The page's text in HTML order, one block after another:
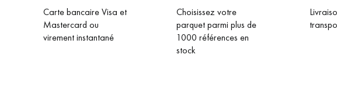
Carte bancaire Visa et
Mastercard ou
virement instantané
Choisissez votre
parquet parmi plus de
1000 références en
stock